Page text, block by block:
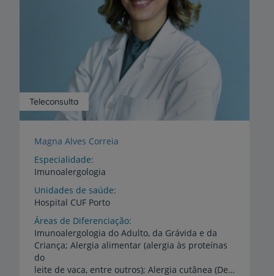
Teleconsulta
Magna Alves Correia
Especialidade
Imunoalergologia
Unidades de saúde
Hospital CUF Porto
Áreas de Diferenciação
Imunoalergologia do Adulto, da Grávida e da
Criança; Alergia alimentar (alergia às proteínas
do
leite de vaca, entre outros); Alergia cutânea (Dermatite atópica, Angioedema, Urticária); Alergia medicamentosa (antibióticos, anti-inflamatórios, citostáticos, entre outros); Alergia respiratória (Rinite alérgica, Asma brônquica incluindo asma grave); Conjuntivite alérgica; Bronquiolites; Sibilância recorrente; Tosse crónica; Avaliação da Doença Respiratória Crónica - Função respiratória e inflamação; Alergia a veneno de insetos; Anafilaxia; Fatores de risco da doença alérgica; Prevenção de doença alérgica - Imunoterapia (vacinas anti-alérgicas); Tecnologia e Inovação para a gestão da doença pelo próprio/família; Mobile-health